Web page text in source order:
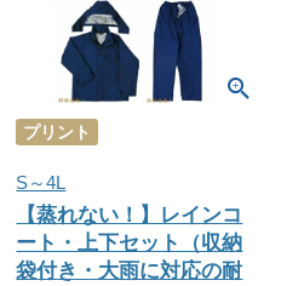
プリント
S～4L
【蒸れない！】レインコ
ート・上下セット（収納
袋付き・大雨に対応の耐